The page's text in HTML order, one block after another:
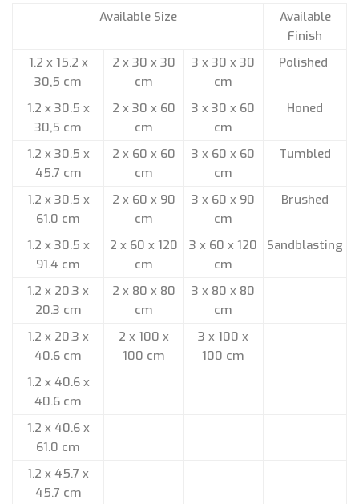
Available Size
Available
Finish
1.2 x 15.2 x
30,5 cm
2 x 30 x 30
cm
3 x 30 x 30
cm
Polished
1.2 x 30.5 x
30,5 cm
2 x 30 x 60
cm
3 x 30 x 60
cm
Honed
1.2 x 30.5 x
45.7 cm
2 x 60 x 60
cm
3 x 60 x 60
cm
Tumbled
1.2 x 30.5 x
61.0 cm
2 x 60 x 90
cm
3 x 60 x 90
cm
Brushed
1.2 x 30.5 x
91.4 cm
2 x 60 x 120
cm
3 x 60 x 120
cm
Sandblasting
1.2 x 20.3 x
20.3 cm
2 x 80 x 80
cm
3 x 80 x 80
cm
1.2 x 20.3 x
40.6 cm
2 x 100 x
100 cm
3 x 100 x
100 cm
1.2 x 40.6 x
40.6 cm
1.2 x 40.6 x
61.0 cm
1.2 x 45.7 x
45.7 cm